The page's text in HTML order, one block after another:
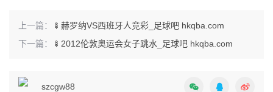
上一篇：
🍢赫罗纳VS西班牙人竞彩_足球吧 hkqba.com
下一篇：
🍢2012伦敦奥运会女子跳水_足球吧 hkqba.com
szcgw88